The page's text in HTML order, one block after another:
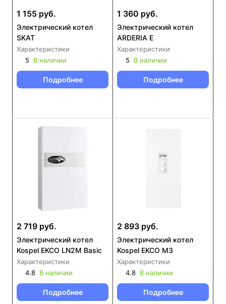
1 155 руб.
Электрический котел
SKAT
Характеристики
5
В наличии
Подробнее
1 360 руб.
Электрический котел
ARDERIA E
Характеристики
5
В наличии
Подробнее
2 719 руб.
Электрический котел
Kospel EKCO LN2M Basic
Характеристики
4.8 В наличии
Подробнее
2 893 руб.
Электрический котел
Kospel EKCO M3
Характеристики
4.8 В наличии
Подробнее